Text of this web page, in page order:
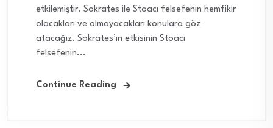
etkilemiştir. Sokrates ile Stoacı felsefenin hemfikir
olacakları ve olmayacakları konulara göz
atacağız. Sokrates’in etkisinin Stoacı
felsefenin...
Continue Reading